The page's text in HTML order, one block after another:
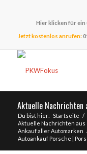
Hier klicken für
Jetzt kostenlos anrufen:
Aktuelle Nachrichten
Du bist hier: Startseite /
Aktuelle Nachrichten aus
Ankauf aller Automarken
Autoankauf Porsche |